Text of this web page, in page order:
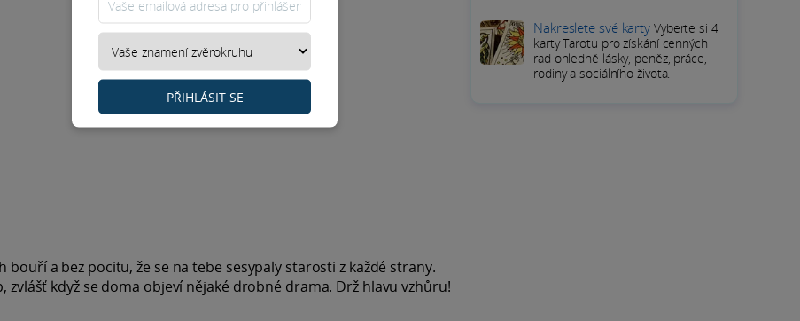
bouří a bez pocitu, že se na tebe sesypaly starosti z každé strany.
když se doma objeví nějaké drobné drama. Drž hlavu vzhůru!
Nakreslete své karty Vyberte si 4
karty Tarotu pro získání cenných
rad ohledně lásky, peněz, práce,
rodiny a sociálního života.
PŘIHLÁSIT SE